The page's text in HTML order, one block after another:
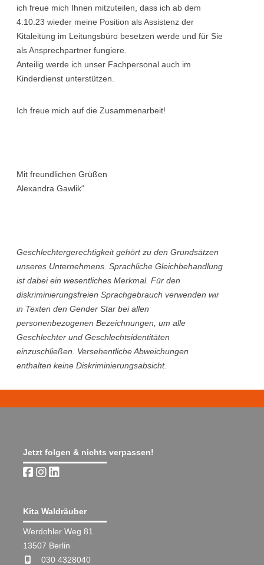
ich freue mich Ihnen mitzuteilen, dass ich ab dem
4.10.23 wieder meine Position als Assistenz der
Kitaleitung im Leitungsbüro besetzen werde und für Sie
als Ansprechpartner fungiere.
Anteilig werde ich unser Fachpersonal auch im
Kinderdienst unterstützen.
Ich freue mich auf die Zusammenarbeit!
Mit freundlichen Grüßen
Alexandra Gawlik“
Geschlechtergerechtigkeit gehört zu den Grundsätzen
unseres Unternehmens. Sprachliche Gleichbehandlung
ist dabei ein wesentliches Merkmal. Für den
diskriminierungsfreien Sprachgebrauch verwenden wir
in Texten den Gender Star bei allen
personenbezogenen Bezeichnungen, um alle
Geschlechter und Geschlechtsidentitäten
einzuschließen. Versehentliche Abweichungen
enthalten keine Diskriminierungsabsicht.
Jetzt folgen & nichts verpassen!
Kita Waldräuber
Werdohler Weg 81
13507 Berlin
030 4328040